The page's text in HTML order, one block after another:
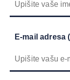
E-mail adresa